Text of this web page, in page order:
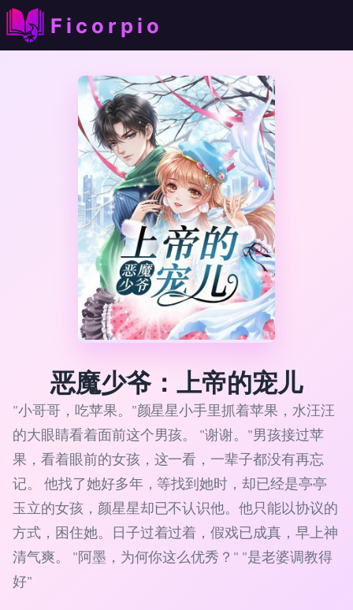
Ficorpio
恶魔少爷：上帝的宠儿
"小哥哥，吃苹果。"颜星星小手里抓着苹果，水汪汪
的大眼睛看着面前这个男孩。 "谢谢。"男孩接过苹
果，看着眼前的女孩，这一看，一辈子都没有再忘
记。 他找了她好多年，等找到她时，却已经是亭亭
玉立的女孩，颜星星却已不认识他。他只能以协议的
方式，困住她。日子过着过着，假戏已成真，早上神
清气爽。 "阿墨，为何你这么优秀？" "是老婆调教得
好"